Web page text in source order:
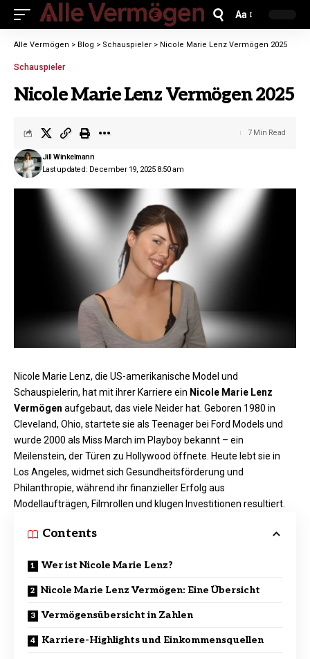
Aa
Alle Vermögen > Blog > Schauspieler > Nicole Marie Lenz Vermögen 2025
Schauspieler
Nicole Marie Lenz Vermögen 2025
Last updated: December 19, 2025 8:50 am
Jill Winkelmann
7 Min Read
Nicole Marie Lenz, die US-amerikanische Model und
Schauspielerin, hat mit ihrer Karriere ein Nicole Marie Lenz
Vermögen aufgebaut, das viele Neider hat. Geboren 1980 in
Cleveland, Ohio, startete sie als Teenager bei Ford Models und
wurde 2000 als Miss March im Playboy bekannt – ein
Meilenstein, der Türen zu Hollywood öffnete. Heute lebt sie in
Los Angeles, widmet sich Gesundheitsförderung und
Philanthropie, während ihr finanzieller Erfolg aus
Modellaufträgen, Filmrollen und klugen Investitionen resultiert.​
Contents
Wer ist Nicole Marie Lenz?
Nicole Marie Lenz Vermögen: Eine Übersicht
Vermögensübersicht in Zahlen
Karriere-Highlights und Einkommensquellen